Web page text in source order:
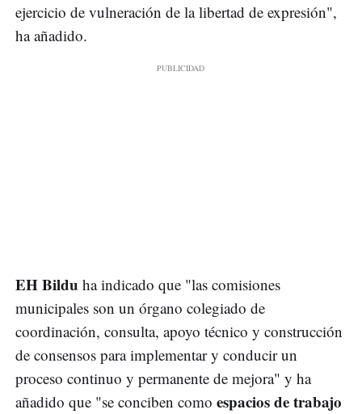
ejercicio de vulneración de la libertad de expresión",
ha añadido.
EH Bildu ha indicado que "las comisiones
municipales son un órgano colegiado de
coordinación, consulta, apoyo técnico y construcción
de consensos para implementar y conducir un
proceso continuo y permanente de mejora" y ha
añadido que "se conciben como espacios de trabajo